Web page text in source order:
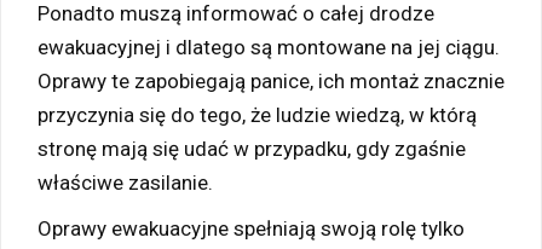
Ponadto muszą informować o całej drodze
ewakuacyjnej i dlatego są montowane na jej ciągu.
Oprawy te zapobiegają panice, ich montaż znacznie
przyczynia się do tego, że ludzie wiedzą, w którą
stronę mają się udać w przypadku, gdy zgaśnie
właściwe zasilanie.
Oprawy ewakuacyjne spełniają swoją rolę tylko